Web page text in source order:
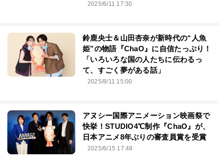
2025/6/11 17:30
鈴鹿央士＆山田杏奈が新時代の“人魚
姫”の物語『ChaO』に自信たっぷり！
「いろいろな国の人たちに伝わるっ
て、すごく夢がある話」
2025/8/11 15:00
アヌシー国際アニメーション映画祭で
快挙！STUDIO4℃制作『ChaO』が、
日本アニメ8年ぶりの審査員賞を受賞
2025/6/15 17:48